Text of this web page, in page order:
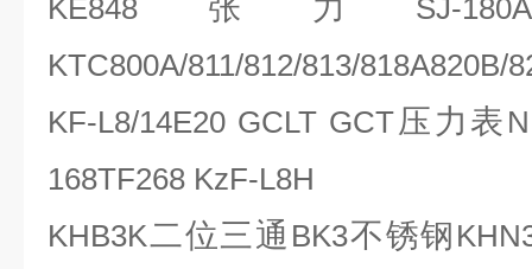
KE848 张力 SJ-180A
KTC800A/811/812/813/818A820B/
KF-L8/14E20 GCLT GCT压力表
168TF268 KzF-L8H
KHB3K二位三通 BK3不锈钢